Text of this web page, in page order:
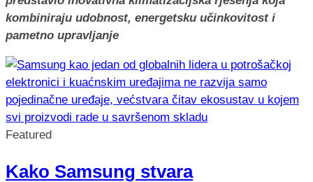
kombiniraju udobnost, energetsku učinkovitost i
pametno upravljanje
Featured
Kako Samsung stvara